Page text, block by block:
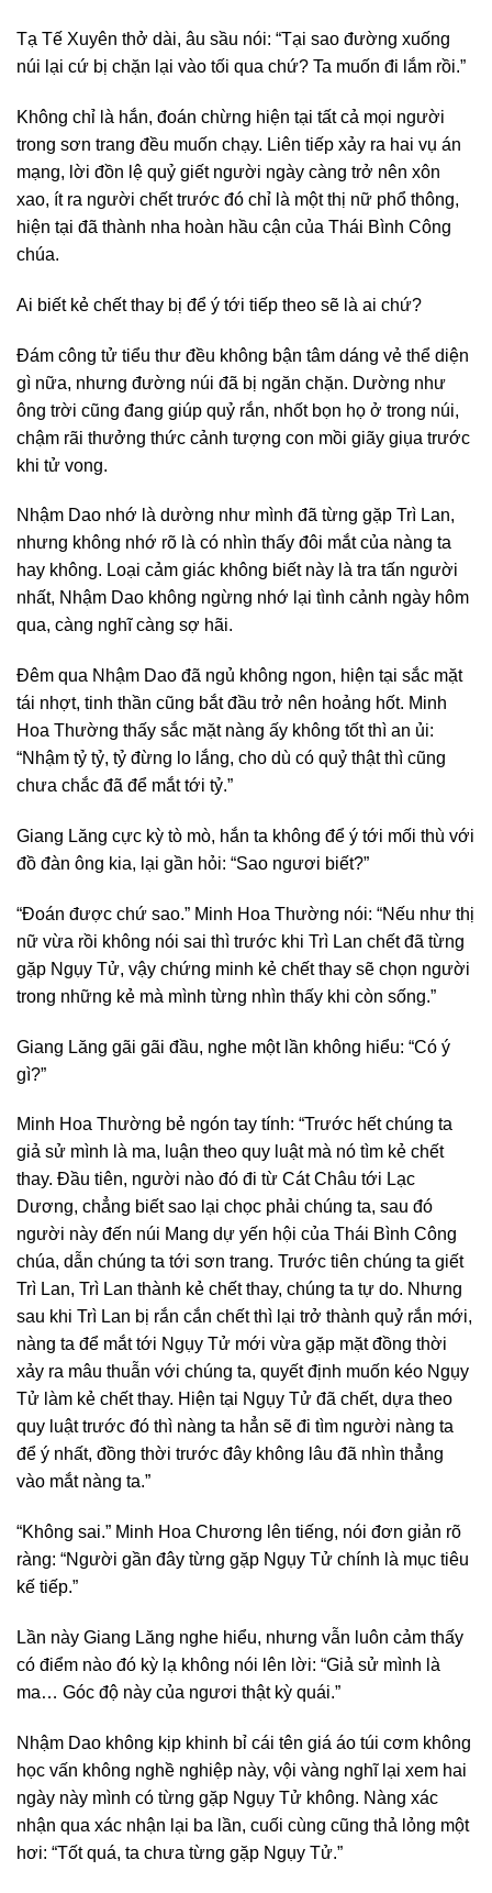
Tạ Tế Xuyên thở dài, âu sầu nói: “Tại sao đường xuống
núi lại cứ bị chặn lại vào tối qua chứ? Ta muốn đi lắm rồi.”
Không chỉ là hắn, đoán chừng hiện tại tất cả mọi người
trong sơn trang đều muốn chạy. Liên tiếp xảy ra hai vụ án
mạng, lời đồn lệ quỷ giết người ngày càng trở nên xôn
xao, ít ra người chết trước đó chỉ là một thị nữ phổ thông,
hiện tại đã thành nha hoàn hầu cận của Thái Bình Công
chúa.
Ai biết kẻ chết thay bị để ý tới tiếp theo sẽ là ai chứ?
Đám công tử tiểu thư đều không bận tâm dáng vẻ thể diện
gì nữa, nhưng đường núi đã bị ngăn chặn. Dường như
ông trời cũng đang giúp quỷ rắn, nhốt bọn họ ở trong núi,
chậm rãi thưởng thức cảnh tượng con mồi giãy giụa trước
khi tử vong.
Nhậm Dao nhớ là dường như mình đã từng gặp Trì Lan,
nhưng không nhớ rõ là có nhìn thấy đôi mắt của nàng ta
hay không. Loại cảm giác không biết này là tra tấn người
nhất, Nhậm Dao không ngừng nhớ lại tình cảnh ngày hôm
qua, càng nghĩ càng sợ hãi.
Đêm qua Nhậm Dao đã ngủ không ngon, hiện tại sắc mặt
tái nhợt, tinh thần cũng bắt đầu trở nên hoảng hốt. Minh
Hoa Thường thấy sắc mặt nàng ấy không tốt thì an ủi:
“Nhậm tỷ tỷ, tỷ đừng lo lắng, cho dù có quỷ thật thì cũng
chưa chắc đã để mắt tới tỷ.”
Giang Lăng cực kỳ tò mò, hắn ta không để ý tới mối thù với
đồ đàn ông kia, lại gần hỏi: “Sao ngươi biết?”
“Đoán được chứ sao.” Minh Hoa Thường nói: “Nếu như thị
nữ vừa rồi không nói sai thì trước khi Trì Lan chết đã từng
gặp Ngụy Tử, vậy chứng minh kẻ chết thay sẽ chọn người
trong những kẻ mà mình từng nhìn thấy khi còn sống.”
Giang Lăng gãi gãi đầu, nghe một lần không hiểu: “Có ý
gì?”
Minh Hoa Thường bẻ ngón tay tính: “Trước hết chúng ta
giả sử mình là ma, luận theo quy luật mà nó tìm kẻ chết
thay. Đầu tiên, người nào đó đi từ Cát Châu tới Lạc
Dương, chẳng biết sao lại chọc phải chúng ta, sau đó
người này đến núi Mang dự yến hội của Thái Bình Công
chúa, dẫn chúng ta tới sơn trang. Trước tiên chúng ta giết
Trì Lan, Trì Lan thành kẻ chết thay, chúng ta tự do. Nhưng
sau khi Trì Lan bị rắn cắn chết thì lại trở thành quỷ rắn mới,
nàng ta để mắt tới Ngụy Tử mới vừa gặp mặt đồng thời
xảy ra mâu thuẫn với chúng ta, quyết định muốn kéo Ngụy
Tử làm kẻ chết thay. Hiện tại Ngụy Tử đã chết, dựa theo
quy luật trước đó thì nàng ta hẳn sẽ đi tìm người nàng ta
để ý nhất, đồng thời trước đây không lâu đã nhìn thẳng
vào mắt nàng ta.”
“Không sai.” Minh Hoa Chương lên tiếng, nói đơn giản rõ
ràng: “Người gần đây từng gặp Ngụy Tử chính là mục tiêu
kế tiếp.”
Lần này Giang Lăng nghe hiểu, nhưng vẫn luôn cảm thấy
có điểm nào đó kỳ lạ không nói lên lời: “Giả sử mình là
ma… Góc độ này của ngươi thật kỳ quái.”
Nhậm Dao không kịp khinh bỉ cái tên giá áo túi cơm không
học vấn không nghề nghiệp này, vội vàng nghĩ lại xem hai
ngày này mình có từng gặp Ngụy Tử không. Nàng xác
nhận qua xác nhận lại ba lần, cuối cùng cũng thả lỏng một
hơi: “Tốt quá, ta chưa từng gặp Ngụy Tử.”